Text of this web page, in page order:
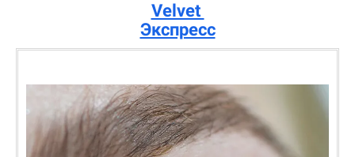
Velvet
Экспресс